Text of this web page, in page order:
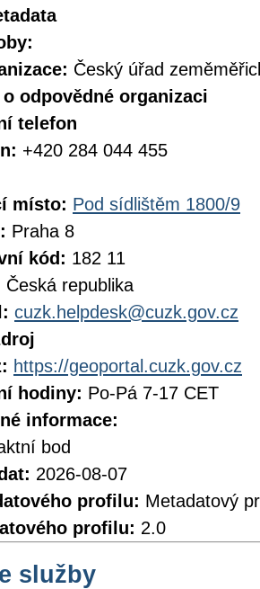
Český úřad
odpovědné organizaci
telefon
+420 284 044 455
místo: Pod sídlištěm 1800/9
Praha 8
kód: 182 11
Česká republika
cuzk.helpdesk@cuzk.gov.cz
https://geoportal.cuzk.gov.cz
hodiny: Po-Pá 7-17 CET
informace:
bod
2026-08-07
profilu: Metadatový
profilu: 2.0
služby